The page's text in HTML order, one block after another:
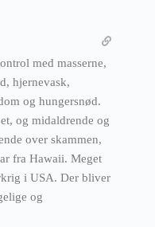
med masserne,
hjernevask,
og hungersnød.
og midaldrende og
over skammen,
fra Hawaii. Meget
i USA. Der bliver
og